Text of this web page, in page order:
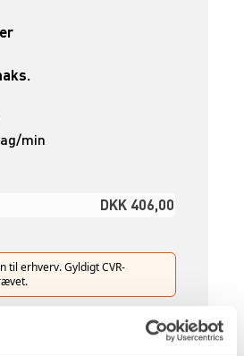
min
DKK 406,00
til erhverv. Gyldigt CVR-
Flere informationer